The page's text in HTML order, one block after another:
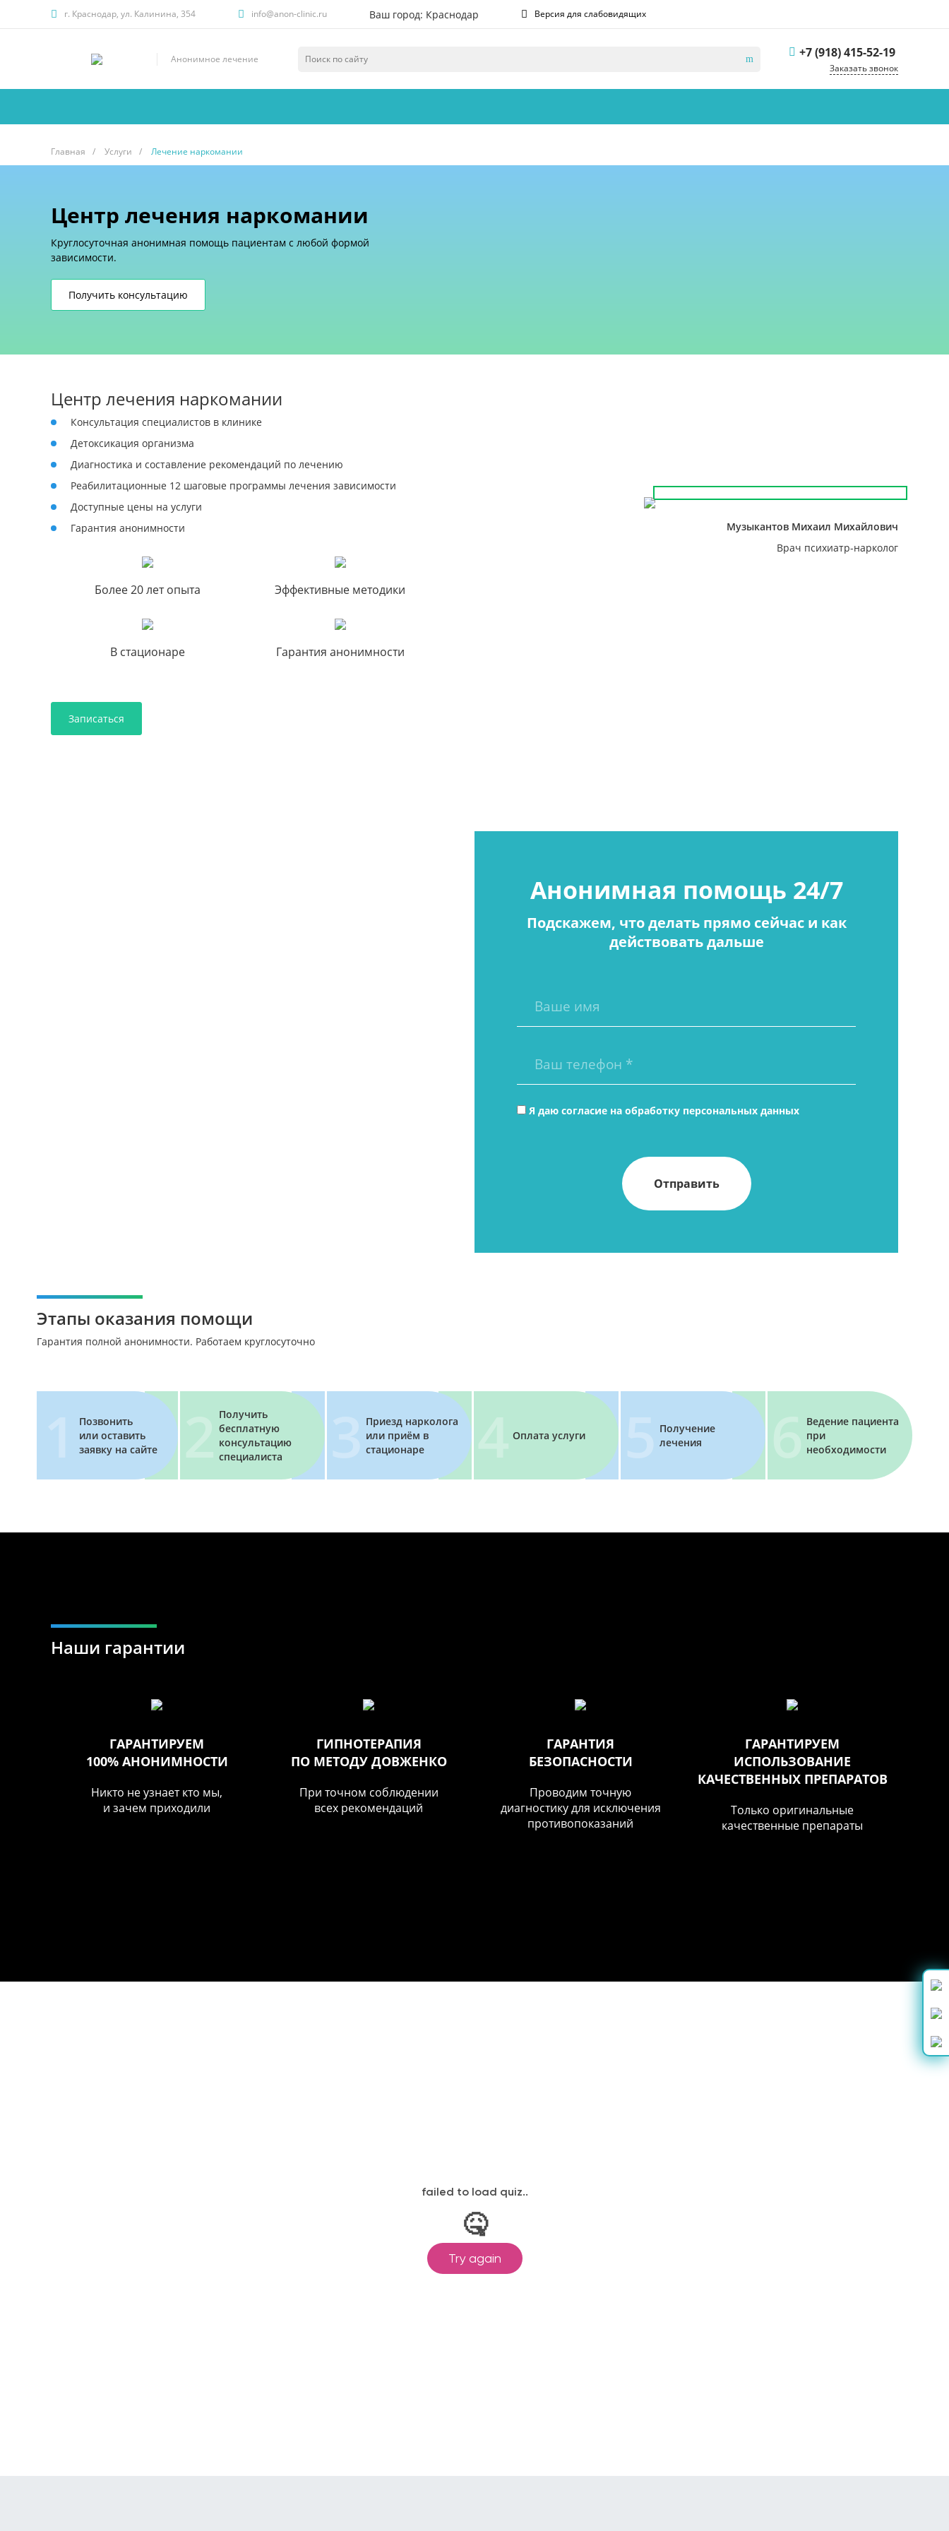
г. Краснодар, ул. Калинина, 354 info@anon-clinic.ru Ваш город: Краснодар Версия для слабовидящих
Анонимное лечение +7 (918) 415-52-19
Заказать звонок
Главная / Услуги / Лечение наркомании
Центр лечения наркомании
Круглосуточная анонимная помощь пациентам с любой формой
зависимости.
Получить консультацию
Центр лечения наркомании
Консультация специалистов в клинике
Детоксикация организма
Диагностика и составление рекомендаций по лечению
Реабилитационные 12 шаговые программы лечения зависимости
Доступные цены на услуги
Гарантия анонимности
Более 20 лет опыта Эффективные методики
В стационаре Гарантия анонимности
Музыкантов Михаил Михайлович
Врач психиатр-нарколог
Записаться
Анонимная помощь 24/7
Подскажем, что делать прямо сейчас и как
действовать дальше
Я даю согласие на обработку персональных данных
Этапы оказания помощи
Гарантия полной анонимности. Работаем круглосуточно
Позвонить
или оставить
заявку на сайте
Получить
бесплатную
консультацию
специалиста
Приезд нарколога
или приём в
стационаре
Оплата услуги
Получение
лечения
Ведение пациента
при
необходимости
Наши гарантии
ГАРАНТИРУЕМ
100% АНОНИМНОСТИ
Никто не узнает кто мы,
и зачем приходили
ГИПНОТЕРАПИЯ
ПО МЕТОДУ ДОВЖЕНКО
При точном соблюдении
всех рекомендаций
ГАРАНТИЯ
БЕЗОПАСНОСТИ
Проводим точную
диагностику для исключения
противопоказаний
ГАРАНТИРУЕМ
ИСПОЛЬЗОВАНИЕ
КАЧЕСТВЕННЫХ ПРЕПАРАТОВ
Только оригинальные
качественные препараты